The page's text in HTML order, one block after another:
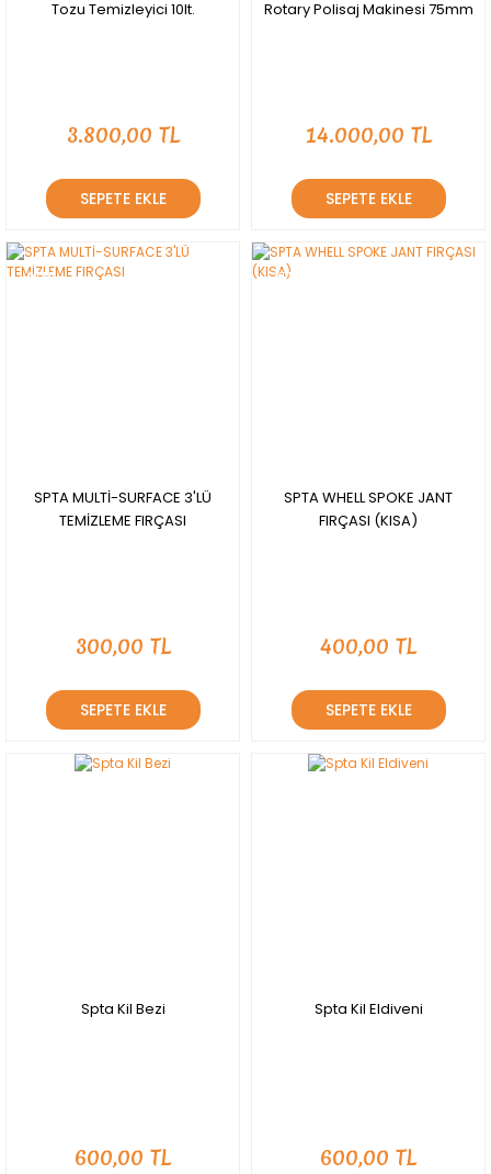
Tozu Temizleyici 10lt.
3.800,00 TL
SEPETE EKLE
Rotary Polisaj Makinesi 75mm
14.000,00 TL
SEPETE EKLE
YENİ
SPTA MULTİ-SURFACE 3'LÜ
TEMİZLEME FIRÇASI
300,00 TL
SEPETE EKLE
YENİ
SPTA WHELL SPOKE JANT
FIRÇASI (KISA)
400,00 TL
SEPETE EKLE
Spta Kil Bezi
600,00 TL
Spta Kil Eldiveni
600,00 TL